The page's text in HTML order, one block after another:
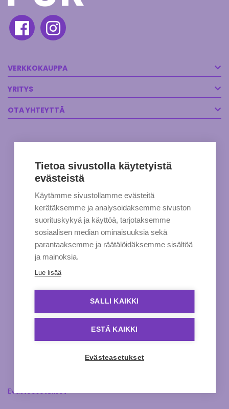
VERKKOKAUPPA
YRITYS
OTA YHTEYTTÄ
Evästeasetukset
Tietoa sivustolla käytetyistä
evästeistä
Käytämme sivustollamme evästeitä
kerätäksemme ja analysoidaksemme sivuston
suorituskykyä ja käyttöä, tarjotaksemme
sosiaalisen median ominaisuuksia sekä
parantaaksemme ja räätälöidäksemme sisältöä
ja mainoksia.
Lue lisää
SALLI KAIKKI
ESTÄ KAIKKI
Evästeasetukset